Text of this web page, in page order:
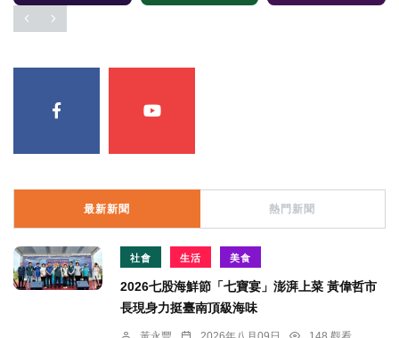
最新新聞 熱門新聞
社會 生活 美食
2026七股海鮮節「七寶宴」澎湃上菜 黃偉哲市
長現身力挺臺南頂級海味